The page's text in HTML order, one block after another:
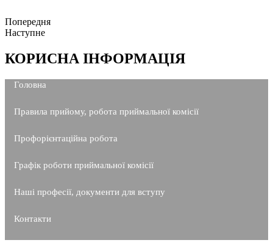
Попередня
Наступне
КОРИСНА ІНФОРМАЦІЯ
Головна
Правила прийому, робота приймальної комісії
Профорієнтаційна робота
Графік роботи приймальної комісії
Наші професії, документи для вступу
Контакти